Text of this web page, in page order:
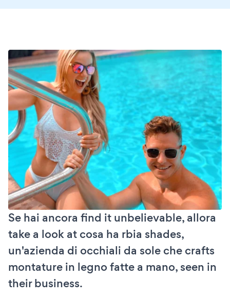
Se hai ancora find it unbelievable, allora
take a look at cosa ha rbia shades,
un'azienda di occhiali da sole che crafts
montature in legno fatte a mano, seen in
their business.